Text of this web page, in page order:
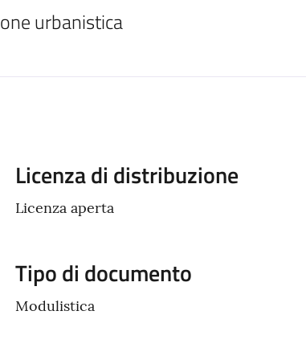
urbanistica
Descrizione
Licenza di distribuzione
Licenza aperta
Tipo di documento
Modulistica